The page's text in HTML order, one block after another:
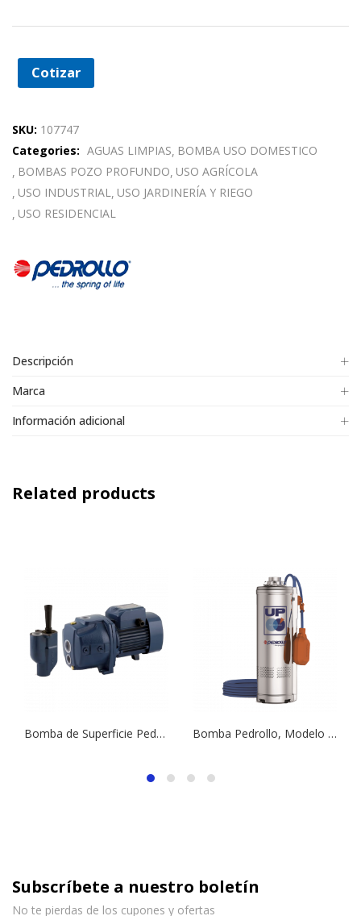
Cotizar
SKU: 107747
Categories: AGUAS LIMPIAS BOMBA USO DOMESTICO
BOMBAS POZO PROFUNDO USO AGRÍCOLA
USO INDUSTRIAL
USO JARDINERÍA Y RIEGO
USO RESIDENCIAL
Descripción
Marca
Información adicional
Related products
Bomba de Superficie Pedrollo, Modelo JDWm1B-20-N | 1 ¼” x 1” | 0,85 HP | 220 V Bomba Pedrollo, Modelo UPm 4/3 | 0,75 HP | 230 V | 5 Amp | 1 ¼” | (3 Etapas)
Subscríbete a nuestro boletín
No te pierdas de los cupones y ofertas